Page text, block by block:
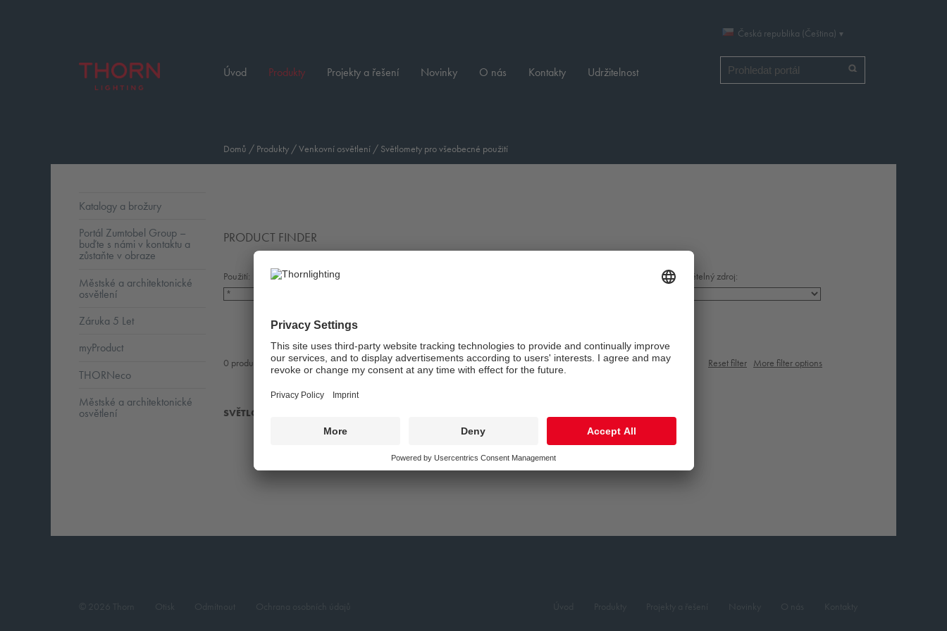
Česká republika (Čeština)
Úvod Produkty Projekty a řešení Novinky O nás Kontakty Udržitelnost
Domů / Produkty /Venkovní osvětlení / Světlomety pro všeobecné použití
PRODUCT FINDER
Použití: Světelný zdroj:
0 products found Reset filter More filter options
SVĚTLOMETY PRO VŠEOBECNÉ POUŽITÍ
Katalogy a brožury
Portál Zumtobel Group –
buďte s námi v kontaktu a
zůstaňte v obraze
Městské a architektonické
osvětlení
Záruka 5 Let
myProduct
THORNeco
Městské a architektonické
osvětlení